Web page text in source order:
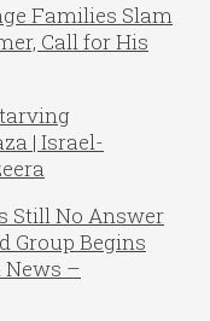
Families Slam
Call for His
| Israel-
Still No Answer
Group Begins
News –